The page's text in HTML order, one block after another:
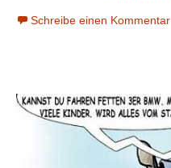
Schreibe einen Kommentar